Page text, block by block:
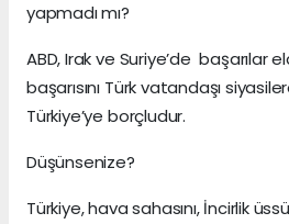
yapmadı mı?
ABD, Irak ve Suriye’de başarılar
başarısını Türk vatandaşı
Türkiye’ye borçludur.
Düşünsenize?
Türkiye, hava sahasını, İncirlik